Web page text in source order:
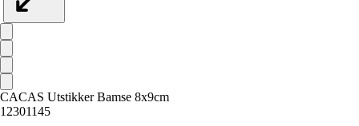
CACAS Utstikker Bamse 8x9cm
12301145